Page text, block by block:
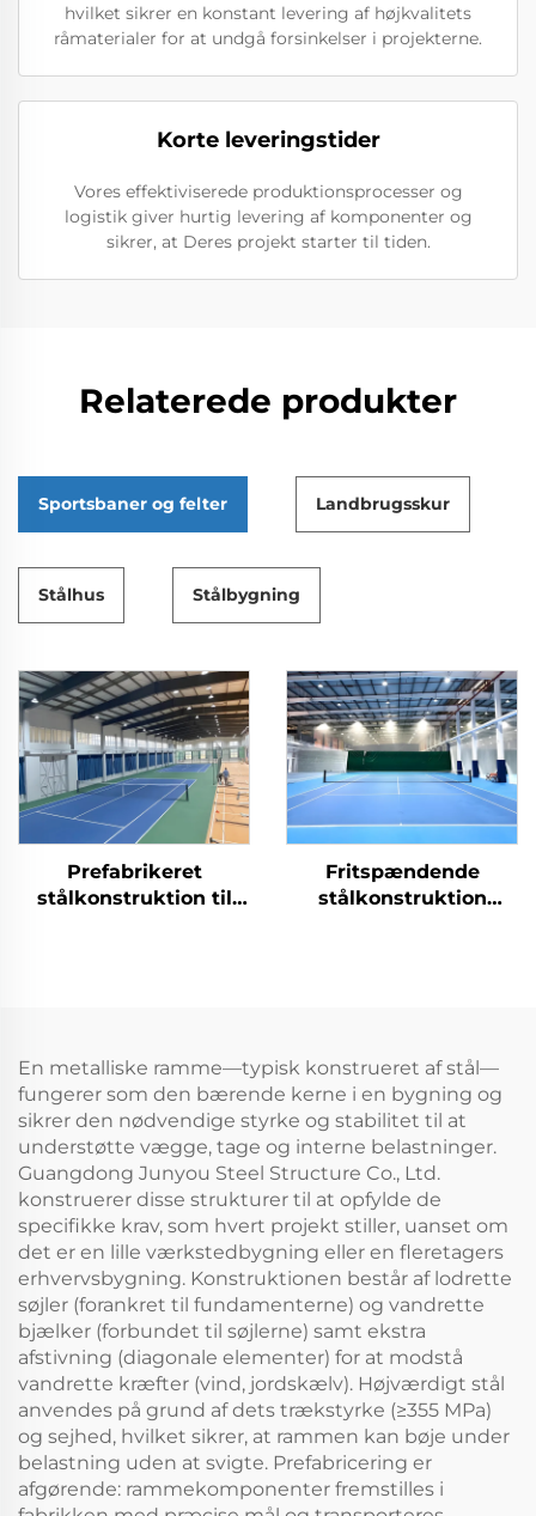
hvilket sikrer en konstant levering af højkvalitets
råmaterialer for at undgå forsinkelser i projekterne.
Korte leveringstider
Vores effektiviserede produktionsprocesser og
logistik giver hurtig levering af komponenter og
sikrer, at Deres projekt starter til tiden.
Relaterede produkter
Sportsbaner og felter Landbrugsskur
Stålhus Stålbygning
Prefabrikeret
stålkonstruktion til
Fritspændende
stålkonstruktion
En metalliske ramme—typisk konstrueret af stål—
fungerer som den bærende kerne i en bygning og
sikrer den nødvendige styrke og stabilitet til at
understøtte vægge, tage og interne belastninger.
Guangdong Junyou Steel Structure Co., Ltd.
konstruerer disse strukturer til at opfylde de
specifikke krav, som hvert projekt stiller, uanset om
det er en lille værkstedbygning eller en fleretagers
erhvervsbygning. Konstruktionen består af lodrette
søjler (forankret til fundamenterne) og vandrette
bjælker (forbundet til søjlerne) samt ekstra
afstivning (diagonale elementer) for at modstå
vandrette kræfter (vind, jordskælv). Højværdigt stål
anvendes på grund af dets trækstyrke (≥355 MPa)
og sejhed, hvilket sikrer, at rammen kan bøje under
belastning uden at svigte. Prefabricering er
afgørende: rammekomponenter fremstilles i